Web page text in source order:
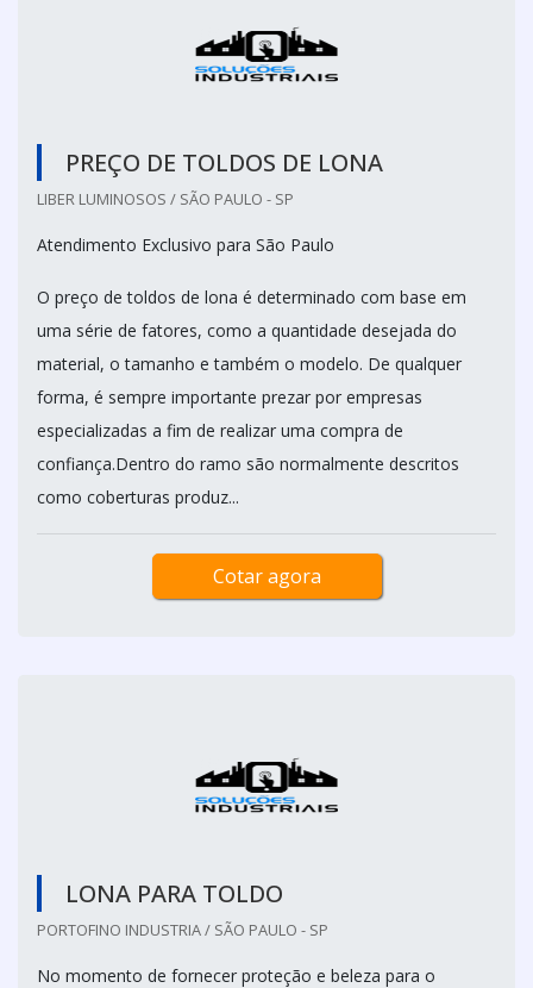
PREÇO DE TOLDOS DE LONA
LIBER LUMINOSOS / SÃO PAULO - SP
Atendimento Exclusivo para São Paulo
O preço de toldos de lona é determinado com base em
uma série de fatores, como a quantidade desejada do
material, o tamanho e também o modelo. De qualquer
forma, é sempre importante prezar por empresas
especializadas a fim de realizar uma compra de
confiança.Dentro do ramo são normalmente descritos
como coberturas produz...
Cotar agora
LONA PARA TOLDO
PORTOFINO INDUSTRIA / SÃO PAULO - SP
No momento de fornecer proteção e beleza para o